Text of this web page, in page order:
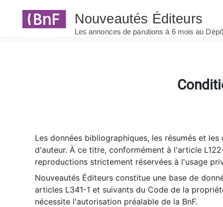
Les données bibliographiques, les résumés et
d'auteur. À ce titre, conformément à l'article
reproductions strictement réservées à l'usage
Nouveautés Éditeurs constitue une base de
articles L341-1 et suivants du Code de la
nécessite l'autorisation préalable de la BnF.